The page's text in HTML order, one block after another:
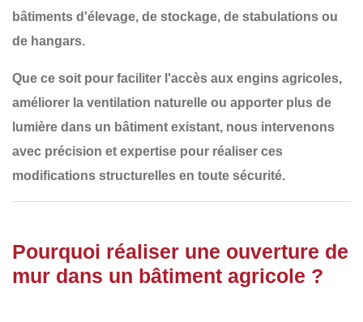
bâtiments d'élevage, de stockage, de stabulations ou
de hangars.
Que ce soit pour faciliter l'accès aux engins agricoles,
améliorer la ventilation naturelle ou apporter plus de
lumière dans un bâtiment existant, nous intervenons
avec précision et expertise pour réaliser ces
modifications structurelles en toute sécurité.
Pourquoi réaliser une ouverture de
mur dans un bâtiment agricole ?